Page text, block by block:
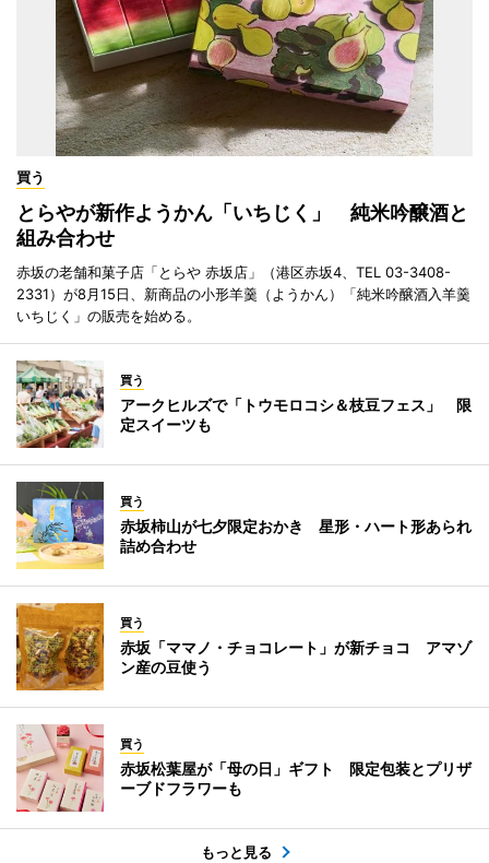
買う
とらやが新作ようかん「いちじく」 純米吟醸酒と
組み合わせ
赤坂の老舗和菓子店「とらや 赤坂店」（港区赤坂4、TEL 03-3408-
2331）が8月15日、新商品の小形羊羹（ようかん）「純米吟醸酒入羊羹
いちじく」の販売を始める。
買う
アークヒルズで「トウモロコシ＆枝豆フェス」 限
定スイーツも
買う
赤坂柿山が七夕限定おかき 星形・ハート形あられ
詰め合わせ
買う
赤坂「ママノ・チョコレート」が新チョコ アマゾ
ン産の豆使う
買う
赤坂松葉屋が「母の日」ギフト 限定包装とプリザ
ーブドフラワーも
もっと見る